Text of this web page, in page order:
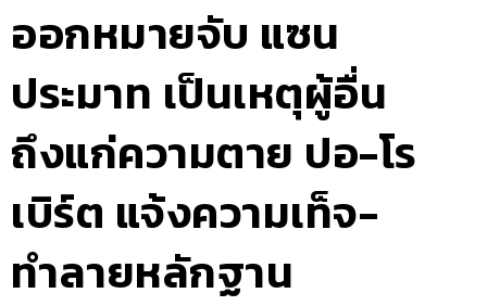
ออกหมายจับ แซน
ประมาท เป็นเหตุผู้อื่น
ถึงแก่ความตาย ปอ-โร
เบิร์ต แจ้งความเท็จ-
ทำลายหลักฐาน